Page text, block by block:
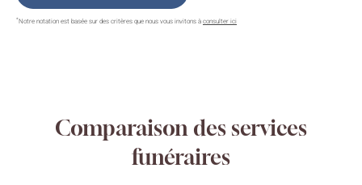
*Notre notation est basée sur des critères que nous vous invitons à consulter ici
Comparaison des services
funéraires